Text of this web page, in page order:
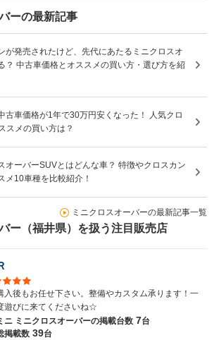
ーの最新記事
が発売されたけど、先代にあたるミニクロスオ
？ 中古車価格とオススメの買い方・選び方を紹
古車価格が1年で30万円安くなった！ 人気クロ
スメの買い方は？
オーバーSUVとはどんな車？ 特徴やクロスカン
メ10車種を比較紹介！
ミニクロスオーバーの最新記事一覧
ー（福井県）を扱う注目販売店
入後もお任せ下さい。整備やカスタム承ります！一
遊びに来てくださいね☆
ニ ミニクロスオーバーの掲載台数 7台
掲載数 39台